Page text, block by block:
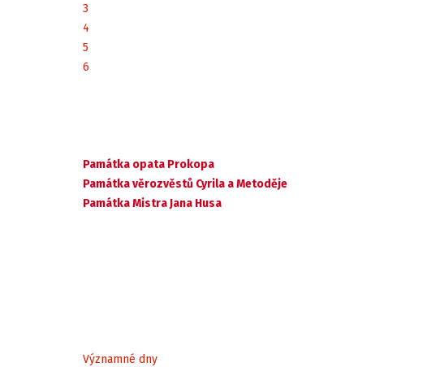
3
4
5
6
Památka opata Prokopa
Památka věrozvěstů Cyrila a Metoděje
Památka Mistra Jana Husa
Významné dny